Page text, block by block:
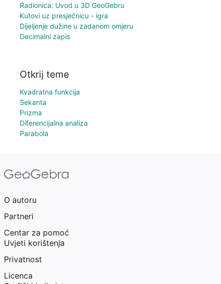
Radionica: Uvod u 3D GeoGebru
Kutovi uz presječnicu - igra
Dijeljenje dužine u zadanom omjeru
Decimalni zapis
Otkrij teme
Kvadratna funkcija
Sekanta
Prizma
Diferencijalna analiza
Parabola
O autoru
Partneri
Centar za pomoć
Uvjeti korištenja
Privatnost
Licenca